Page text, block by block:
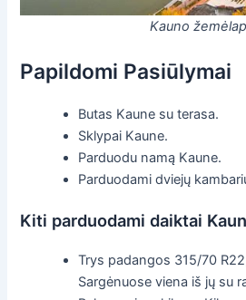
Kauno
Papildomi Pasiūlymai
Butas Kaune su terasa.
Sklypai Kaune.
Parduodu namą Kaune.
Parduodami dviejų
Kiti parduodami daiktai
Trys padangos 315/70
Sargėnuose viena iš jų su